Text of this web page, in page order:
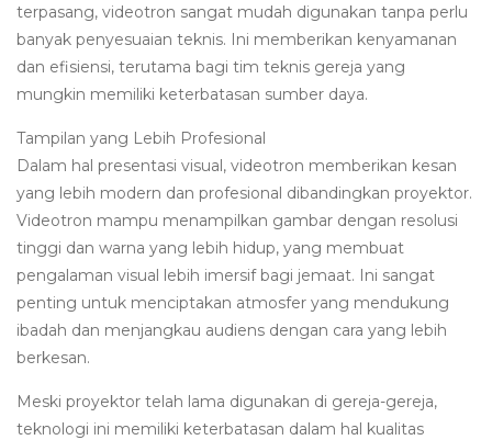
terpasang, videotron sangat mudah digunakan tanpa perlu
banyak penyesuaian teknis. Ini memberikan kenyamanan
dan efisiensi, terutama bagi tim teknis gereja yang
mungkin memiliki keterbatasan sumber daya.
Tampilan yang Lebih Profesional
Dalam hal presentasi visual, videotron memberikan kesan
yang lebih modern dan profesional dibandingkan proyektor.
Videotron mampu menampilkan gambar dengan resolusi
tinggi dan warna yang lebih hidup, yang membuat
pengalaman visual lebih imersif bagi jemaat. Ini sangat
penting untuk menciptakan atmosfer yang mendukung
ibadah dan menjangkau audiens dengan cara yang lebih
berkesan.
Meski proyektor telah lama digunakan di gereja-gereja,
teknologi ini memiliki keterbatasan dalam hal kualitas